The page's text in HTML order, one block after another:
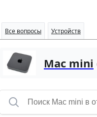
Все вопросы Устройств
Mac mini